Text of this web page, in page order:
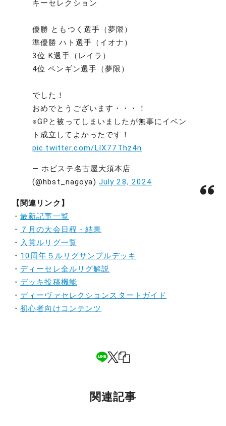
キーセレクション
優勝 ともつく選手（夢限）
準優勝 ハト選手（イオナ）
3位 K選手（レイラ）
4位 ペンギン選手（夢限）
でした！
おめでとうございます・・・！
※GPと被ってしまいましたが無事にイベン
ト成立してよかったです！
pic.twitter.com/LlX77Thz4n
— ホビステ名古屋大須本店
(@hbst_nagoya) July 28, 2024
【関連リンク】
・最新記事一覧
・
７月の大会日程・結果
・ 入賞ルリグ一覧
・ 10周年５ルリグサンプルデッキ
・ ディーセレ全ルリグ解説
・ デッキ投稿機能
・ ディーヴァセレクションスタートガイド
・初心者向けコンテンツ
関連記事